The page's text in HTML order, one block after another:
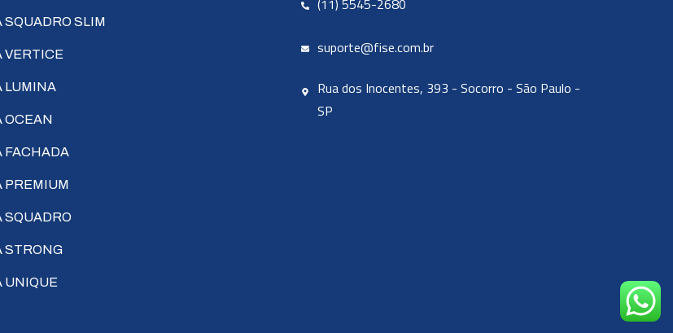
SQUADRO SLIM
VERTICE
LUMINA
OCEAN
FACHADA
PREMIUM
SQUADRO
STRONG
UNIQUE
(11) 5545-2680
suporte@fise.com.br
Rua dos Inocentes, 393 - Socorro - São Paulo -
SP